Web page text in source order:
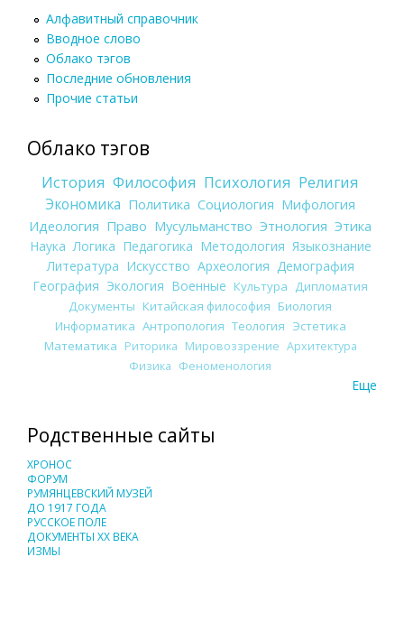
Алфавитный справочник
Вводное слово
Облако тэгов
Последние обновления
Прочие статьи
Облако тэгов
История Философия Психология Религия
Экономика Политика Социология Мифология
Идеология Право Мусульманство Этнология Этика
Наука Логика Педагогика Методология Языкознание
Литература Искусство Археология Демография
География Экология Военные Культура
Дипломатия
Документы Китайская философия Биология
Информатика Антропология Теология Эстетика
Математика Риторика Мировоззрение Архитектура
Физика Феноменология
Еще
Родственные сайты
ХРОНОС
ФОРУМ
РУМЯНЦЕВСКИЙ МУЗЕЙ
ДО 1917 ГОДА
РУССКОЕ ПОЛЕ
ДОКУМЕНТЫ XX ВЕКА
ИЗМЫ